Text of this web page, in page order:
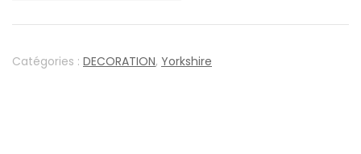
assiette
déco
33
Catégories : DECORATION, Yorkshire